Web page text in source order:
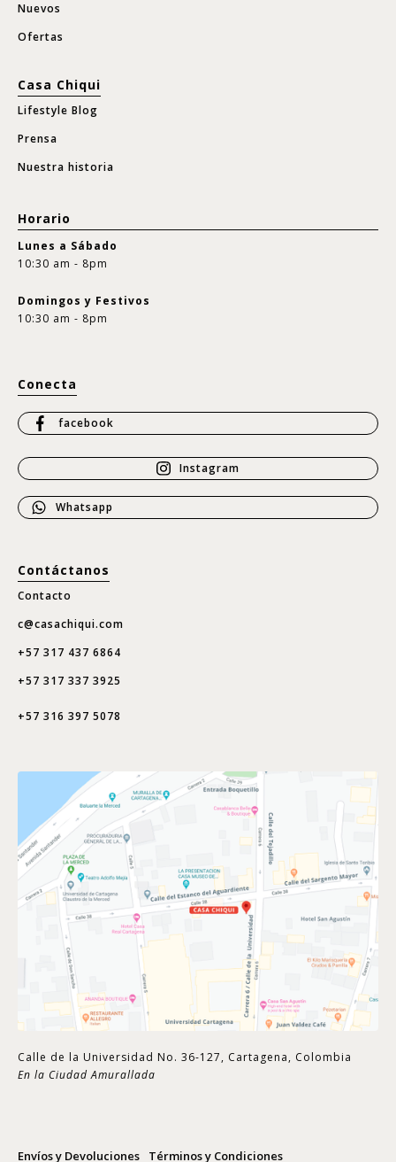
Nuevos
Ofertas
Casa Chiqui
Lifestyle Blog
Prensa
Nuestra historia
Horario
Lunes a Sábado
10:30 am - 8pm
Domingos y Festivos
10:30 am - 8pm
Conecta
facebook
Instagram
Whatsapp
Contáctanos
Contacto
c@casachiqui.com
+57 317 437 6864
+57 317 337 3925
+57 316 397 5078
Calle de la Universidad No. 36-127, Cartagena, Colombia
En la Ciudad Amurallada
Envíos y Devoluciones Términos y Condiciones